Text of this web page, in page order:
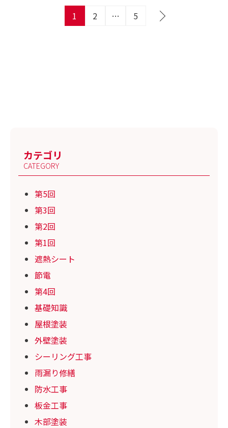
1 2 … 5
カテゴリ
CATEGORY
第5回
第3回
第2回
第1回
遮熱シート
節電
第4回
基礎知識
屋根塗装
外壁塗装
シーリング工事
雨漏り修繕
防水工事
板金工事
木部塗装